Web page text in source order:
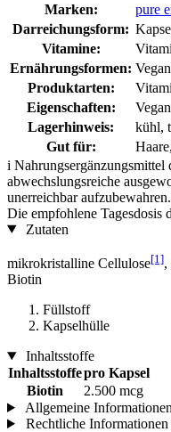
Marken:
pure
Darreichungsform:
Vitamine:
Ernährungsformen:
Produktarten:
Eigenschaften:
Lagerhinweis:
kühl,
Gut für:
i Nahrungsergänzungsmittel
abwechslungsreiche
unerreichbar aufzubewahren.
Die empfohlene Tagesdosis
Zutaten
mikrokristalline Cellulose[1],
Biotin
Füllstoff
Kapselhülle
Inhaltsstoffe
Inhaltsstoffepro Kapsel
Biotin
2.500 mcg
Allgemeine
Rechtliche Informationen